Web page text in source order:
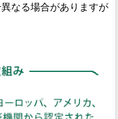
なる場合がありますが